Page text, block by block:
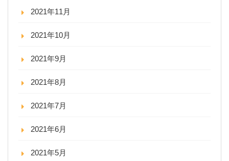
2021年11月
2021年10月
2021年9月
2021年8月
2021年7月
2021年6月
2021年5月